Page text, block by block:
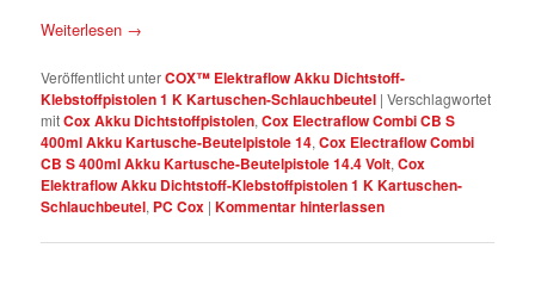
Weiterlesen →
Veröffentlicht unterCOX™ Elektraflow Akku Dichtstoff-
Klebstoffpistolen 1 K Kartuschen-Schlauchbeutel |Verschlagwortet
mitCox Akku Dichtstoffpistolen,Cox Electraflow Combi CB S
400ml Akku Kartusche-Beutelpistole 14,Cox Electraflow Combi
CB S 400ml Akku Kartusche-Beutelpistole 14.4 Volt,Cox
Elektraflow Akku Dichtstoff-Klebstoffpistolen 1 K Kartuschen-
Schlauchbeutel, PC Cox |Kommentar hinterlassen